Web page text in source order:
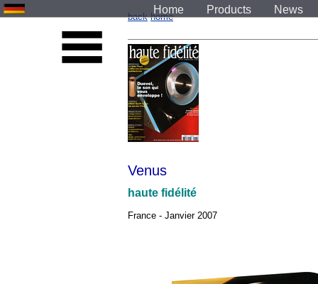
back home
Venus
haute fidélité
France - Janvier 2007
Home Products News